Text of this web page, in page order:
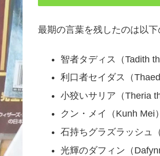
最期の言葉を残したのは以下
智者タディス（Tadith
利口者セイダス（
小狡いサリア（Theria
クン・メイ（Kunh Mei）
石持ちグラズラッシュ
光輝のダフィン（